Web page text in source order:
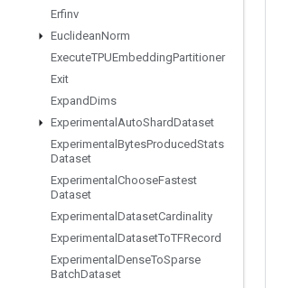
Erfinv
EuclideanNorm
ExecuteTPUEmbeddingPartitioner
Exit
ExpandDims
Experimental AutoShardDataset
Experimental BytesProducedStats
Dataset
Experimental ChooseFastest
Dataset
Experimental DatasetCardinality
Experimental DatasetToTFRecord
Experimental DenseToSparse
BatchDataset